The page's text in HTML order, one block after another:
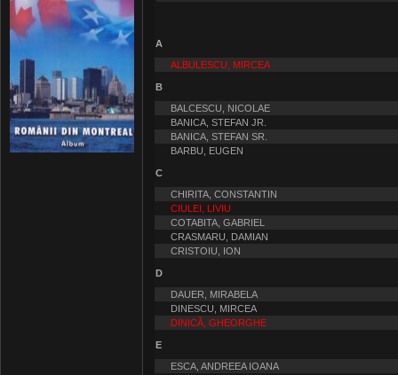
A
ALBULESCU, MIRCEA
B
BALCESCU, NICOLAE
BANICA, STEFAN JR.
BANICA, STEFAN SR.
BARBU, EUGEN
C
CHIRITA, CONSTANTIN
CIULEI, LIVIU
COTABITA, GABRIEL
CRASMARU, DAMIAN
CRISTOIU, ION
D
DAUER, MIRABELA
DINESCU, MIRCEA
DINICĂ, GHEORGHE
E
ESCA, ANDREEA IOANA